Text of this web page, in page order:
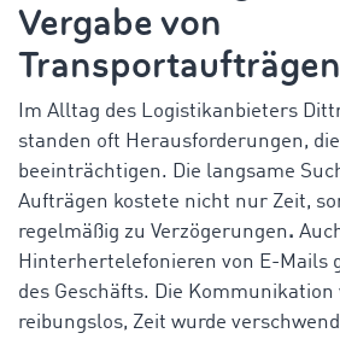
Vergabe von
Transportaufträgen
Im Alltag des Logistikanbieters
standen oft Herausforderungen,
beeinträchtigen. Die langsame
Aufträgen kostete nicht nur Zeit,
regelmäßig zu Verzögerungen.
Hinterhertelefonieren von E-Mails
des Geschäfts. Die
reibungslos, Zeit wurde